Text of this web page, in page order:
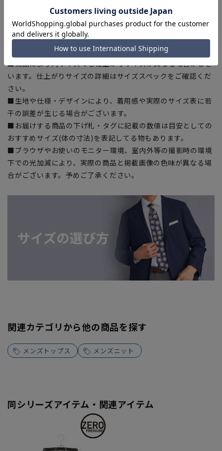
[3L]身丈:73cm 身幅:62cm 裄丈:89cm
■タグに記載のおすすめサイズとは異なります。
【商品に関するご注意】
■商品により同サイズでも仕上がりサイズが異なる場合がござ
います。仕上がりサイズの詳細はサイズスペックをご確認くだ
さい。
■生地や仕様・デザインにより、着用感や実際のサイズ表に若
干の誤差が生じる場合がございます。
■お届けする商品の下げ札・タグに記載の数値は目安としての
おすすめサイズ(体の寸法)を表記してる物もあります。
■ブラウザやお使いのモニター環境、室内外等の撮影時の環境
下での光加減により、実際の商品と掲載画像の色味が異なる場
合がございます。予めご了承ください。
関連カテゴリから他の商品を探す
メンズトップス メンズニット
同シリーズアイテム・関連アイテム